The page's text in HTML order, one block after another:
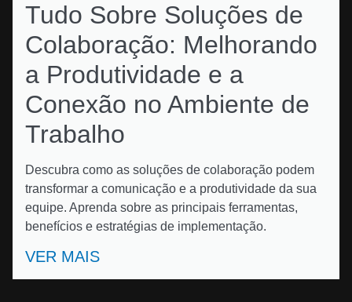
Tudo Sobre Soluções de
Colaboração: Melhorando
a Produtividade e a
Conexão no Ambiente de
Trabalho
Descubra como as soluções de colaboração podem
transformar a comunicação e a produtividade da sua
equipe. Aprenda sobre as principais ferramentas,
benefícios e estratégias de implementação.
VER MAIS